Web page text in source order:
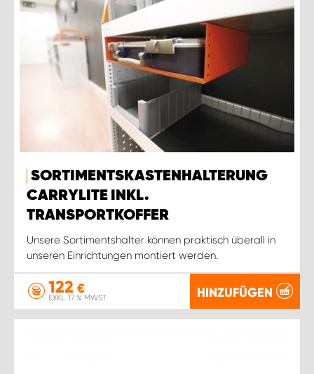
SORTIMENTSKASTENHALTERUNG
CARRYLITE INKL.
TRANSPORTKOFFER
Unsere Sortimentshalter können praktisch überall in
unseren Einrichtungen montiert werden.
122 €
EXKL. 17 % MWST. HINZUFÜGEN